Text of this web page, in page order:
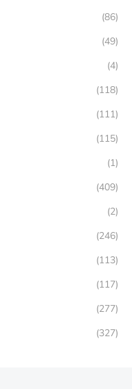
(86)
(49)
(4)
(118)
(111)
(115)
(1)
(409)
(2)
(246)
(113)
(117)
(277)
(327)